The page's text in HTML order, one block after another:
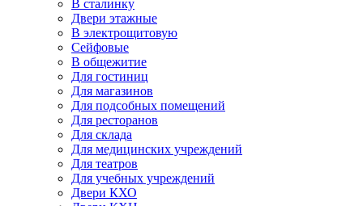
В сталинку
Двери этажные
В электрощитовую
Сейфовые
В общежитие
Для гостиниц
Для магазинов
Для подсобных помещений
Для ресторанов
Для склада
Для медицинских учреждений
Для театров
Для учебных учреждений
Двери КХО